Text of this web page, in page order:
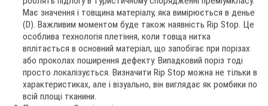
Має значення і товщина матеріалу, яка вимірюється в денье
(D). Важливим моментом буде також наявність Rip Stop. Це
особлива технологія плетіння, коли товща нитка
вплітається в основний матеріал, що запобігає при порізах
або проколах поширення дефекту. Випадковий поріз тоді
просто локалізується. Визначити Rip Stop можна не тільки в
характеристиках, але і візуально, він виглядає як ромбики по
всій площі тканини.